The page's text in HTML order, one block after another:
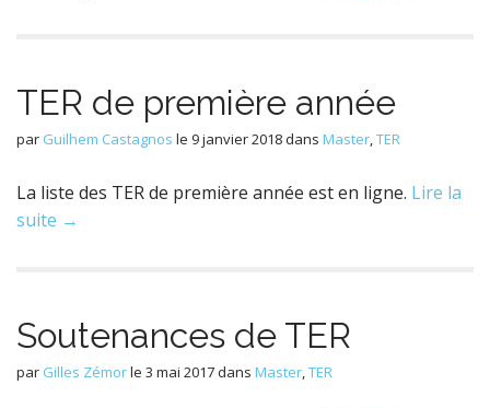
TER de première année
par Guilhem Castagnos le 9 janvier 2018dans Master,TER
La liste des TER de première année est en ligne. Lire la
suite →
Soutenances de TER
par Gilles Zémorle 3 mai 2017dans Master,TER